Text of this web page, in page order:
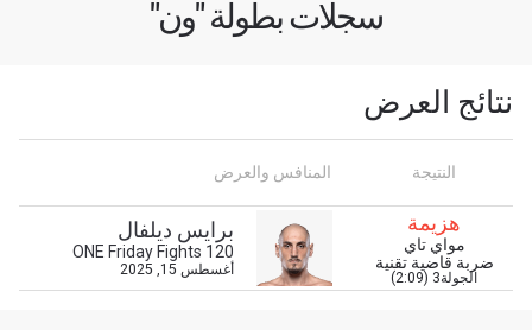
سجلات بطولة "ون"
نتائج العرض
النتيجة المنافس والعرض
هزيمة
مواي تاي
ضربة قاضية تقنية
الجولة3 (2:09)
برايس ديلفال
ONE Friday Fights 120
أغسطس 15, 2025 المنافس
ابق على اطّلاع
خذ بطولة "ون" معك أينما ذهبت! اشترك الآن للوصول
أفضل المقاعد لعروضنا الحية.
البريد الإلكتروني